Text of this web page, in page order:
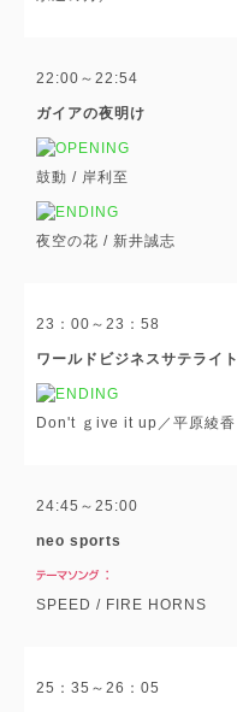
22:00～22:54
ガイアの夜明け
鼓動 / 岸利至
夜空の花 / 新井誠志
23：00～23：58
ワールドビジネスサテライト
Don't ｇive it up／平原綾香
24:45～25:00
neo sports
SPEED / FIRE HORNS
25：35～26：05